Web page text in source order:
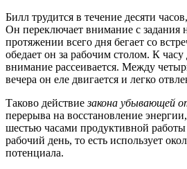
Билл трудится в течение десяти
Он переключает внимание с задания
протяжении всего дня бегает со
обедает он за рабочим столом. К часу
внимание рассеивается. Между
вечера он еле двигается и легко
Таково действиезакона убывающей
перерыва на восстановление
шестью часами продуктивной работы
рабочий день, то есть использует
потенциала.